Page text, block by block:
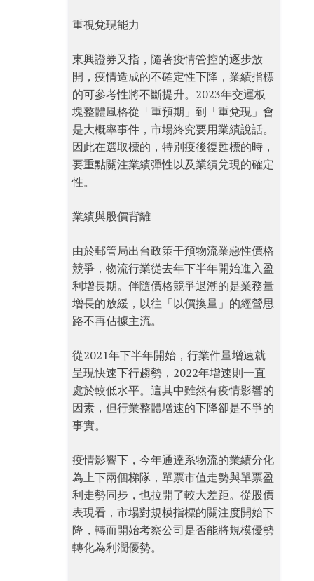
重視兌現能力
東興證券又指，隨著疫情管控的逐步放
開，疫情造成的不確定性下降，業績指標
的可參考性將不斷提升。2023年交運板
塊整體風格從「重預期」到「重兌現」會
是大概率事件，市場終究要用業績說話。
因此在選取標的，特別疫後復甦標的時，
要重點關注業績彈性以及業績兌現的確定
性。
業績與股價背離
由於郵管局出台政策干預物流業惡性價格
競爭，物流行業從去年下半年開始進入盈
利增長期。伴隨價格競爭退潮的是業務量
增長的放緩，以往「以價換量」的經營思
路不再佔據主流。
從2021年下半年開始，行業件量增速就
呈現快速下行趨勢，2022年增速則一直
處於較低水平。這其中雖然有疫情影響的
因素，但行業整體增速的下降卻是不爭的
事實。
疫情影響下，今年通達系物流的業績分化
為上下兩個梯隊，單票市值走勢與單票盈
利走勢同步，也拉開了較大差距。從股價
表現看，市場對規模指標的關注度開始下
降，轉而開始考察公司是否能將規模優勢
轉化為利潤優勢。